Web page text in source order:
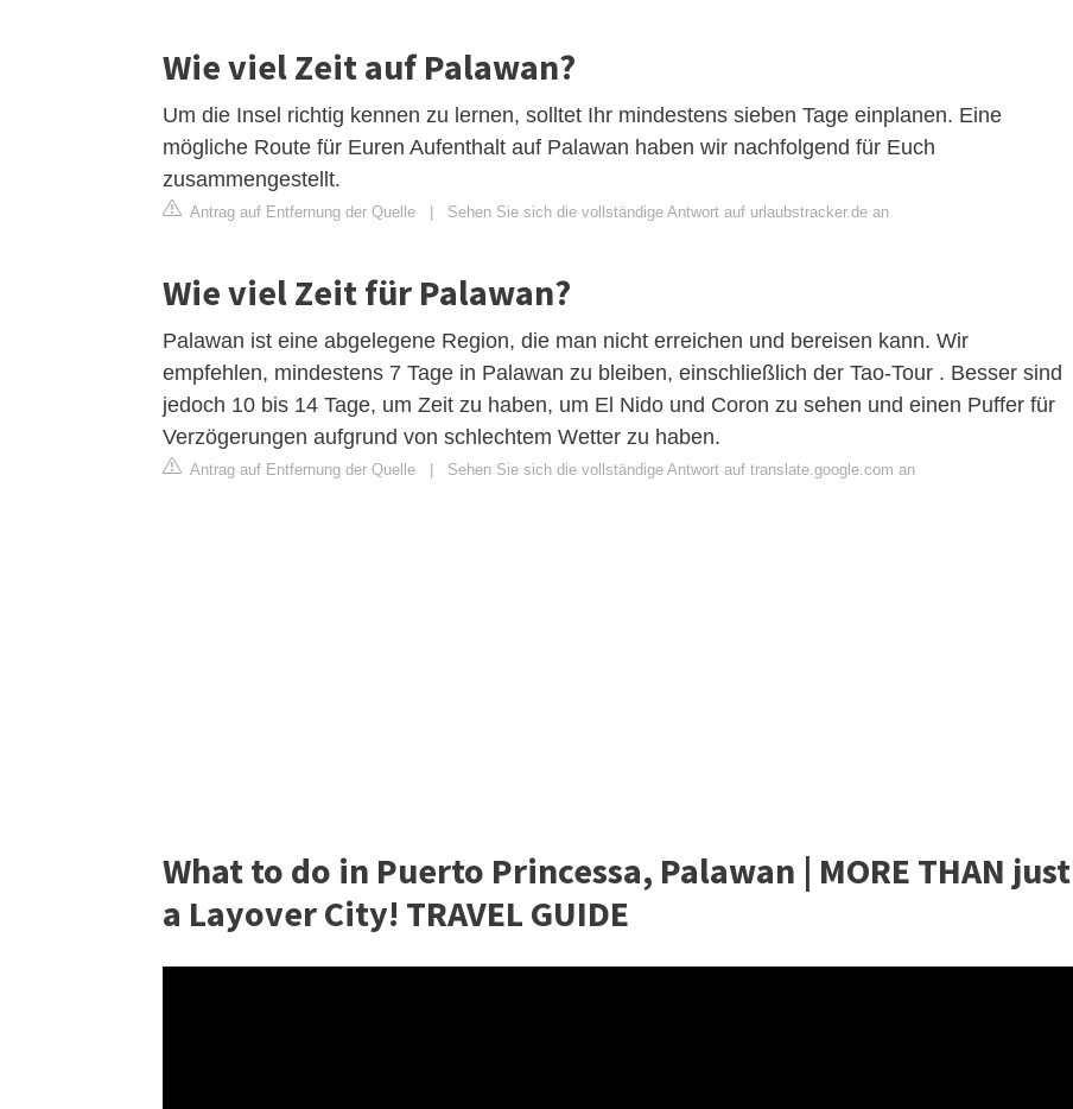
Wie viel Zeit auf Palawan?
Um die Insel richtig kennen zu lernen, solltet Ihr mindestens sieben Tage einplanen. Eine
mögliche Route für Euren Aufenthalt auf Palawan haben wir nachfolgend für Euch
zusammengestellt.
Antrag auf Entfernung der Quelle Sehen Sie sich die vollständige Antwort auf urlaubstracker.de an
Wie viel Zeit für Palawan?
Palawan ist eine abgelegene Region, die man nicht erreichen und bereisen kann. Wir
empfehlen, mindestens 7 Tage in Palawan zu bleiben, einschließlich der Tao-Tour . Besser sind
jedoch 10 bis 14 Tage, um Zeit zu haben, um El Nido und Coron zu sehen und einen Puffer für
Verzögerungen aufgrund von schlechtem Wetter zu haben.
Antrag auf Entfernung der Quelle Sehen Sie sich die vollständige Antwort auf translate.google.com an
What to do in Puerto Princessa, Palawan | MORE THAN just
a Layover City! TRAVEL GUIDE